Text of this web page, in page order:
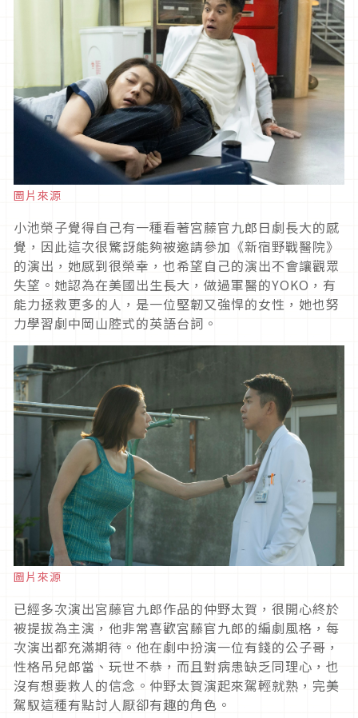
圖片來源
小池榮子覺得自己有一種看著宮藤官九郎日劇長大的感
覺，因此這次很驚訝能夠被邀請參加《新宿野戰醫院》
的演出，她感到很榮幸，也希望自己的演出不會讓觀眾
失望。她認為在美國出生長大，做過軍醫的YOKO ，有
能力拯救更多的人，是一位堅韌又強悍的女性，她也努
力學習劇中岡山腔式的英語台詞。
圖片來源
已經多次演出宮藤官九郎作品的仲野太賀，很開心終於
被提拔為主演，他非常喜歡宮藤官九郎的編劇風格，每
次演出都充滿期待。他在劇中扮演一位有錢的公子哥，
性格吊兒郎當、玩世不恭，而且對病患缺乏同理心，也
沒有想要救人的信念。仲野太賀演起來駕輕就熟，完美
駕馭這種有點討人厭卻有趣的角色。